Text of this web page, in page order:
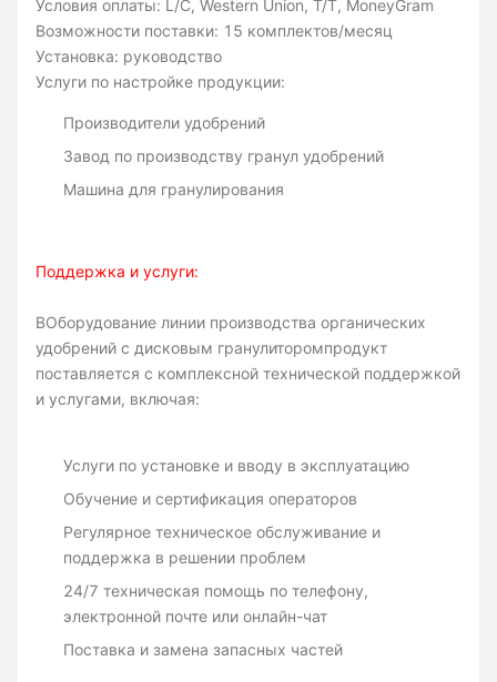
Условия оплаты: L/C, Western Union, T/T, MoneyGram
Возможности поставки: 15 комплектов/месяц
Установка: руководство
Услуги по настройке продукции:
Производители удобрений
Завод по производству гранул удобрений
Машина для гранулирования
Поддержка и услуги:
ВОборудование линии производства органических
удобрений с дисковым гранулиторомпродукт
поставляется с комплексной технической поддержкой
и услугами, включая:
Услуги по установке и вводу в эксплуатацию
Обучение и сертификация операторов
Регулярное техническое обслуживание и
поддержка в решении проблем
24/7 техническая помощь по телефону,
электронной почте или онлайн-чат
Поставка и замена запасных частей